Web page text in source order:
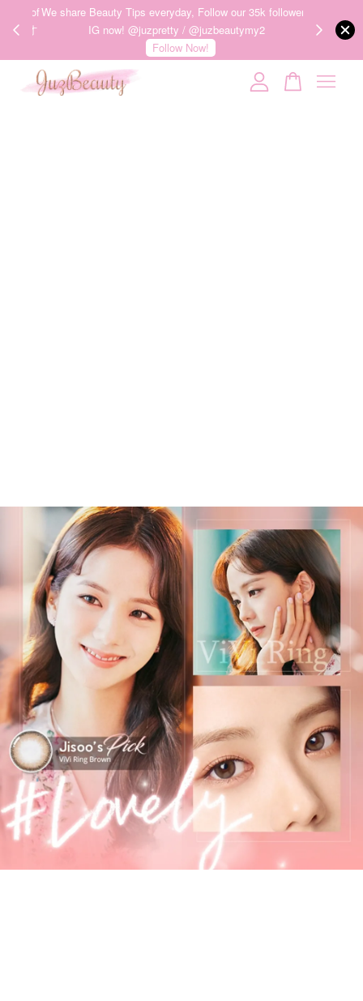
才
We share Beauty Tips everyday, Follow our 35k followers'
IG now! @juzpretty / @juzbeautymy2
Follow Now!
Your cart is currently empty.